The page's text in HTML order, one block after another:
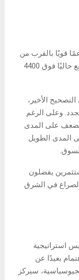
قويًا بالقرب من
المتوسط ​​المتحرك لمدة 200 يوم، والذي يقع حاليًا فوق 4400
الأخير،
وعلى الرغم
على المدى
المدى الطويل
يفضلون
في الشرق
استراتيجية
بعيدًا عن
سيركز